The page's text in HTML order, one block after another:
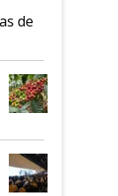
de